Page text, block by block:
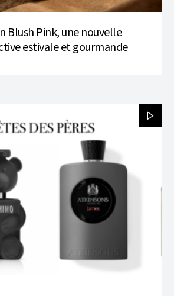
Blush Pink, une nouvelle
estivale et gourmande